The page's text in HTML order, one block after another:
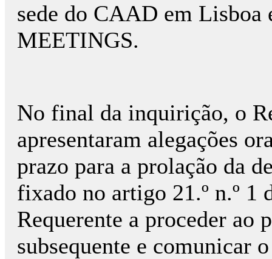
sede do CAAD em
MEETINGS.
No final da inquirição, o
apresentaram alegações
prazo para a prolação da
fixado no artigo 21.º n.º 1
Requerente a proceder ao
subsequente e comunicar